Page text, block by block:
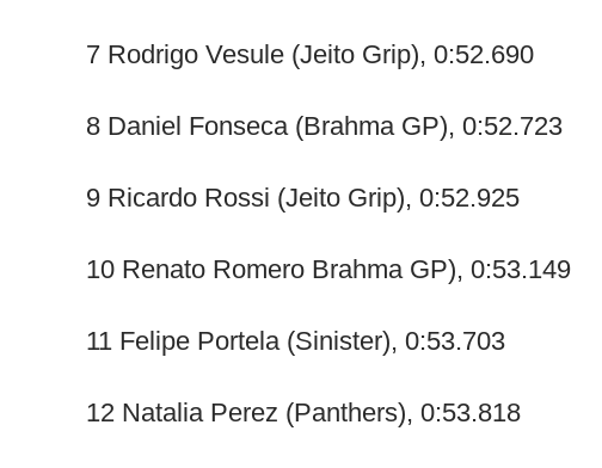
7 Rodrigo Vesule (Jeito Grip), 0:52.690
8 Daniel Fonseca (Brahma GP), 0:52.723
9 Ricardo Rossi (Jeito Grip), 0:52.925
10 Renato Romero Brahma GP), 0:53.149
11 Felipe Portela (Sinister), 0:53.703
12 Natalia Perez (Panthers), 0:53.818